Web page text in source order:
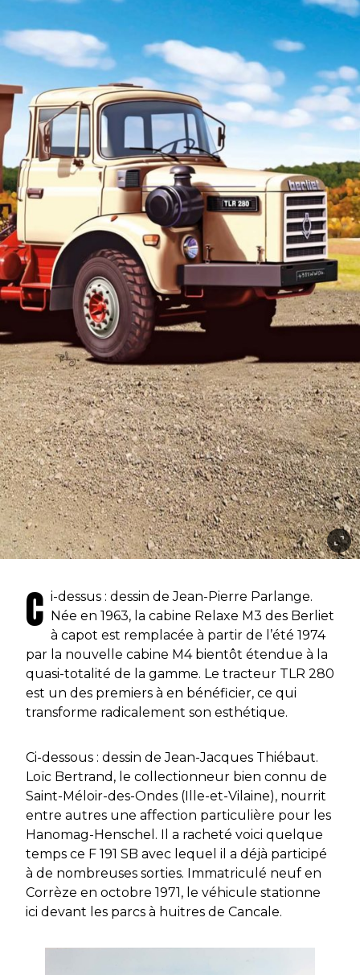
C i-dessus : dessin de Jean-Pierre Parlange.
Née en 1963, la cabine Relaxe M3 des Berliet
à capot est remplacée à partir de l’été 1974
par la nouvelle cabine M4 bientôt étendue à la
quasi-totalité de la gamme. Le tracteur TLR 280
est un des premiers à en bénéficier, ce qui
transforme radicalement son esthétique.
Ci-dessous : dessin de Jean-Jacques Thiébaut.
Loïc Bertrand, le collectionneur bien connu de
Saint-Méloir-des-Ondes (Ille-et-Vilaine), nourrit
entre autres une affection particulière pour les
Hanomag-Henschel. Il a racheté voici quelque
temps ce F 191 SB avec lequel il a déjà participé
à de nombreuses sorties. Immatriculé neuf en
Corrèze en octobre 1971, le véhicule stationne
ici devant les parcs à huitres de Cancale.